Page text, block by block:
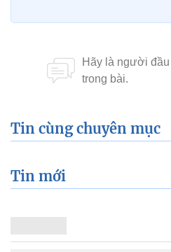
Tin cùng chuyên mục
Tin mới